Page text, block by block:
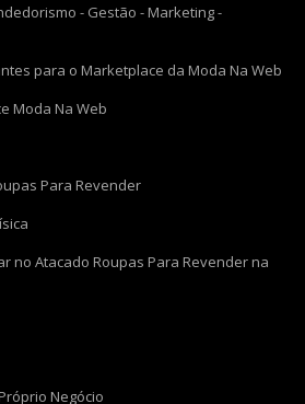
- Gestão - Marketing -
para o Marketplace da Moda Na Web
Moda Na Web
Para Revender
no Atacado Roupas Para Revender na
Negócio